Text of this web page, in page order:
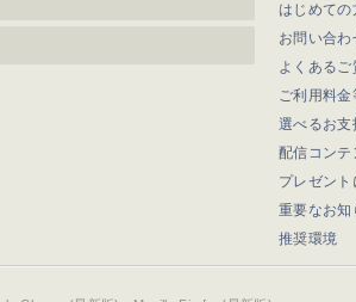
はじめての
お問い合わ
よくあるご
ご利用料金
選べるお支
配信コンテ
プレゼント
重要なお知
推奨環境